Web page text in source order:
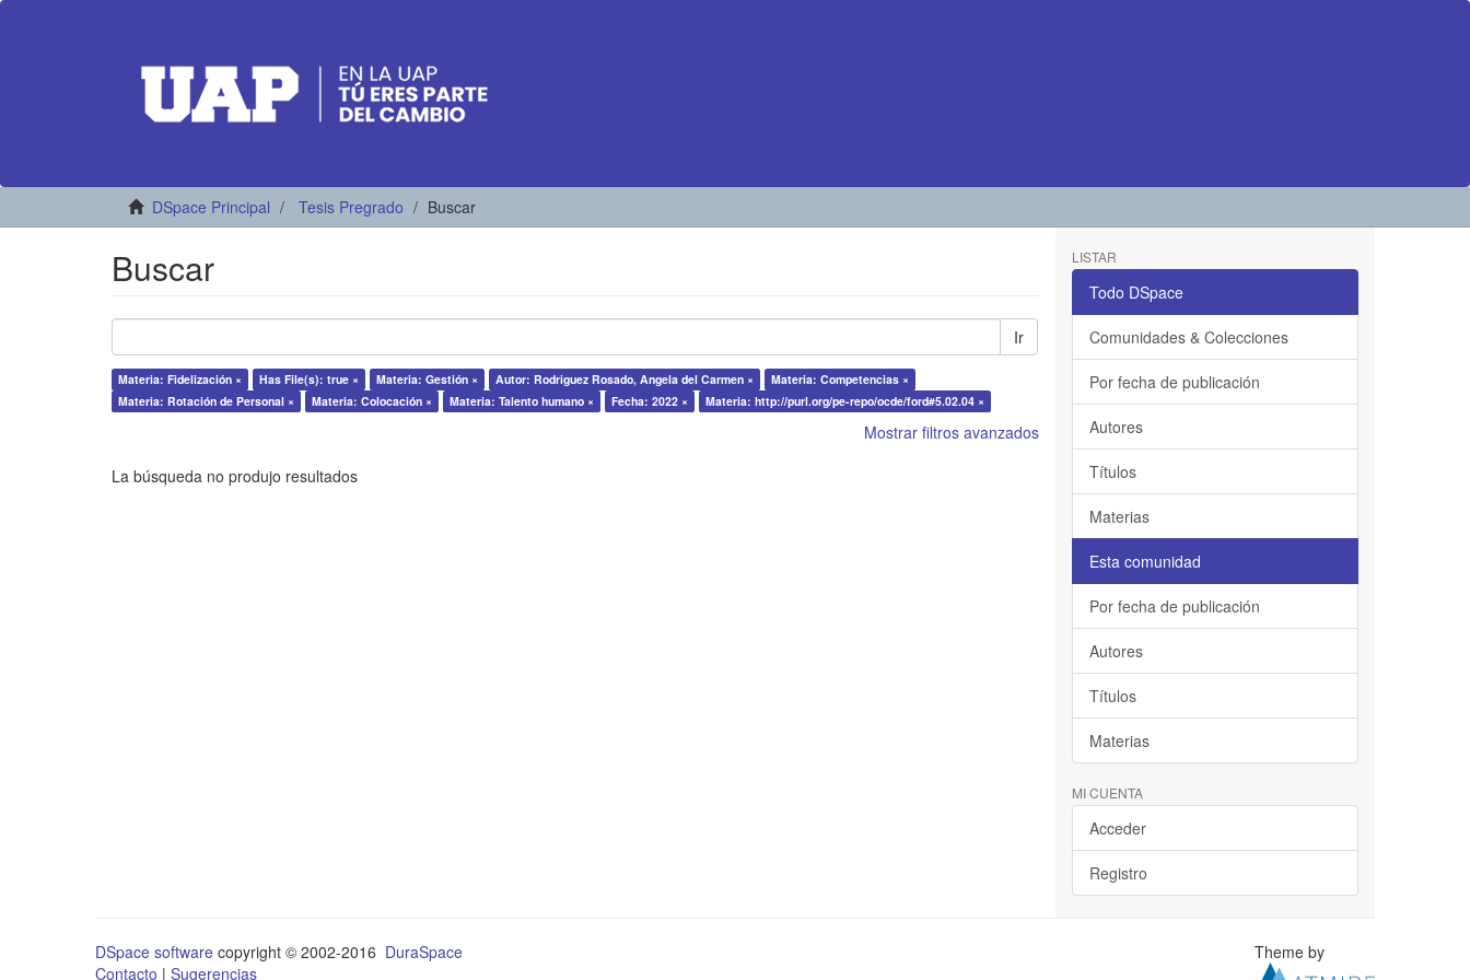
DSpace Principal Tesis Pregrado Buscar
Buscar
Ir
Materia: Fidelización × Has File(s): true × Materia: Gestión × Autor: Rodriguez Rosado, Angela del Carmen ×
Materia: Competencias ×
Materia: Rotación de Personal ×
Materia: Colocación × Materia: Talento humano × Fecha: 2022 × Materia: http://purl.org/pe-repo/ocde/ford#5.02.04 ×
Mostrar filtros avanzados
La búsqueda no produjo resultados
LISTAR
Todo DSpace
Comunidades & Colecciones
Por fecha de publicación
Autores
Títulos
Materias
Esta comunidad
Por fecha de publicación
Autores
Títulos
Materias
MI CUENTA
Acceder
Registro
DSpace software copyright © 2002-2016 DuraSpace
Contacto | Sugerencias
Theme by